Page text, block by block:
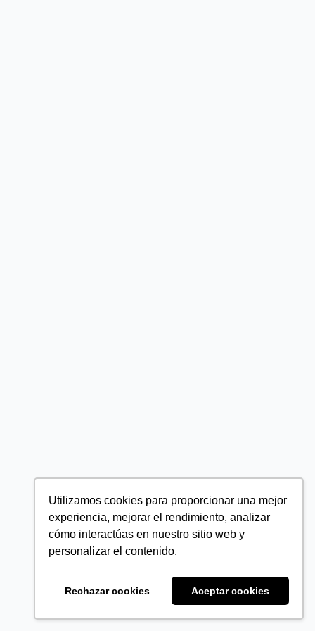
Utilizamos cookies para proporcionar una mejor
experiencia, mejorar el rendimiento, analizar
cómo interactúas en nuestro sitio web y
personalizar el contenido.
Rechazar cookies Aceptar cookies